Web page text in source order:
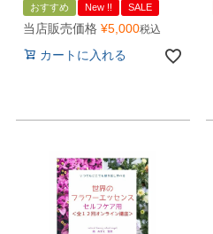
おすすめ New !! SALE
当店販売価格 ¥5,000税込
カートに入れる